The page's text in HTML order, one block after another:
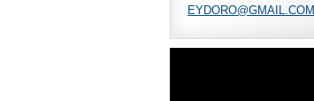
EYDORO@GMAIL.COM